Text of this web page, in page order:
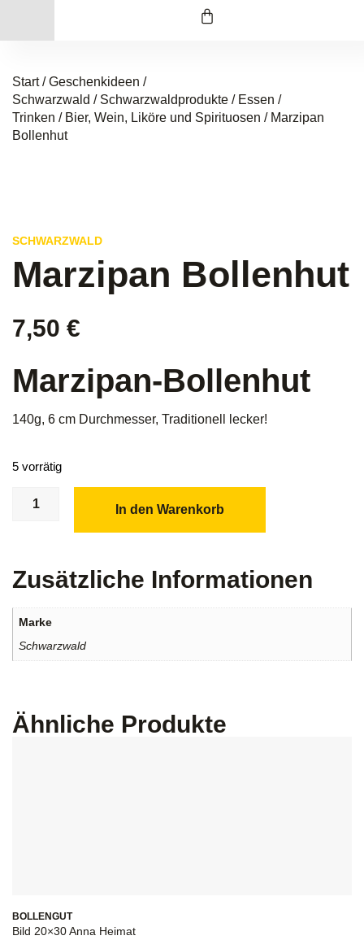
Start/Geschenkideen /
Schwarzwald / Schwarzwaldprodukte / Essen /
Trinken / Bier, Wein, Liköre und Spirituosen / Marzipan
Bollenhut
SCHWARZWALD
Marzipan Bollenhut
7,50 €
Marzipan-Bollenhut
140g, 6 cm Durchmesser, Traditionell lecker!
5 vorrätig
In den Warenkorb
Zusätzliche Informationen
Marke
Schwarzwald
Ähnliche Produkte
BOLLENGUT
Bild 20×30 Anna Heimat